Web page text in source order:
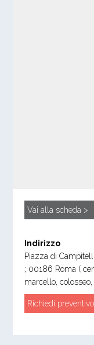
Vai alla scheda >
Indirizzo
Piazza di
; 00186 Roma (
marcello,
Richiedi preventivo